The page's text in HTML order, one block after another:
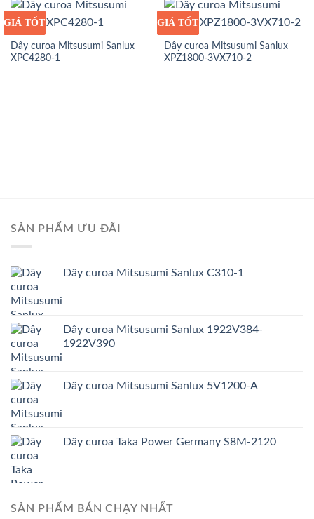
GIÁ SỈ
GIÁ TỐT
Dây curoa Mitsusumi Sanlux
XPC4280-1
GIÁ SỈ
GIÁ TỐT
Dây curoa Mitsusumi Sanlux
XPZ1800-3VX710-2
SẢN PHẨM ƯU ĐÃI
Dây curoa Mitsusumi Sanlux C310-1
Dây curoa Mitsusumi Sanlux 1922V384-
1922V390
Dây curoa Mitsusumi Sanlux 5V1200-A
Dây curoa Taka Power Germany S8M-2120
SẢN PHẨM BÁN CHẠY NHẤT